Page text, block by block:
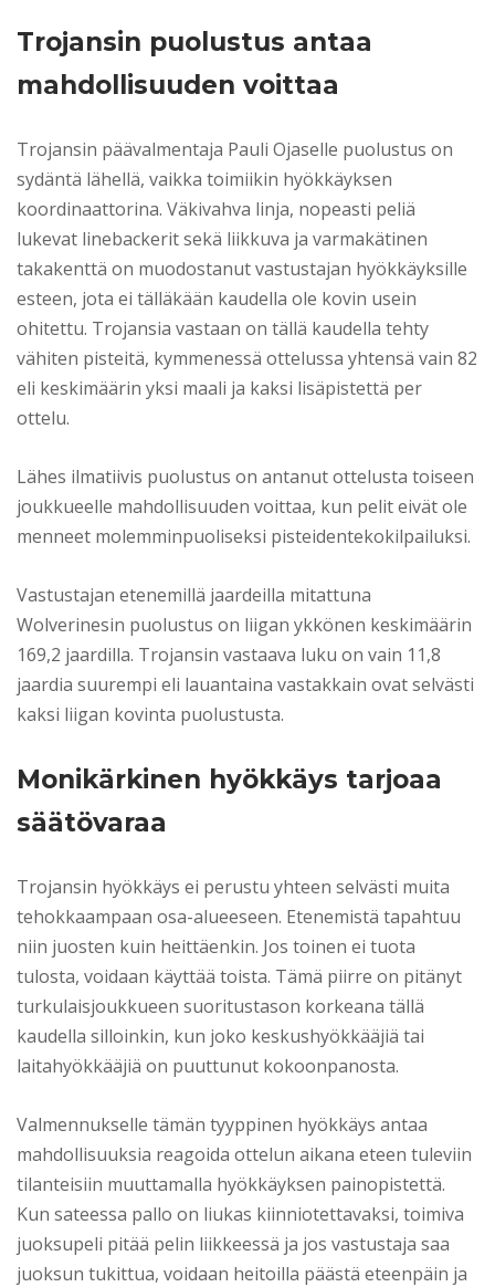
Trojansin puolustus antaa
mahdollisuuden voittaa
Trojansin päävalmentaja Pauli Ojaselle puolustus on
sydäntä lähellä, vaikka toimiikin hyökkäyksen
koordinaattorina. Väkivahva linja, nopeasti peliä
lukevat linebackerit sekä liikkuva ja varmakätinen
takakenttä on muodostanut vastustajan hyökkäyksille
esteen, jota ei tälläkään kaudella ole kovin usein
ohitettu. Trojansia vastaan on tällä kaudella tehty
vähiten pisteitä, kymmenessä ottelussa yhtensä vain 82
eli keskimäärin yksi maali ja kaksi lisäpistettä per
ottelu.
Lähes ilmatiivis puolustus on antanut ottelusta toiseen
joukkueelle mahdollisuuden voittaa, kun pelit eivät ole
menneet molemminpuoliseksi pisteidentekokilpailuksi.
Vastustajan etenemillä jaardeilla mitattuna
Wolverinesin puolustus on liigan ykkönen keskimäärin
169,2 jaardilla. Trojansin vastaava luku on vain 11,8
jaardia suurempi eli lauantaina vastakkain ovat selvästi
kaksi liigan kovinta puolustusta.
Monikärkinen hyökkäys tarjoaa
säätövaraa
Trojansin hyökkäys ei perustu yhteen selvästi muita
tehokkaampaan osa-alueeseen. Etenemistä tapahtuu
niin juosten kuin heittäenkin. Jos toinen ei tuota
tulosta, voidaan käyttää toista. Tämä piirre on pitänyt
turkulaisjoukkueen suoritustason korkeana tällä
kaudella silloinkin, kun joko keskushyökkääjiä tai
laitahyökkääjiä on puuttunut kokoonpanosta.
Valmennukselle tämän tyyppinen hyökkäys antaa
mahdollisuuksia reagoida ottelun aikana eteen tuleviin
tilanteisiin muuttamalla hyökkäyksen painopistettä.
Kun sateessa pallo on liukas kiinniotettavaksi, toimiva
juoksupeli pitää pelin liikkeessä ja jos vastustaja saa
juoksun tukittua, voidaan heitoilla päästä eteenpäin ja